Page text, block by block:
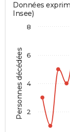
Personnes décédées
Données
Insee)
2
4
6
8